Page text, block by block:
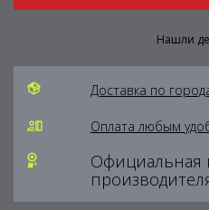
Нашли
Доставка по
Оплата любым
Официальная